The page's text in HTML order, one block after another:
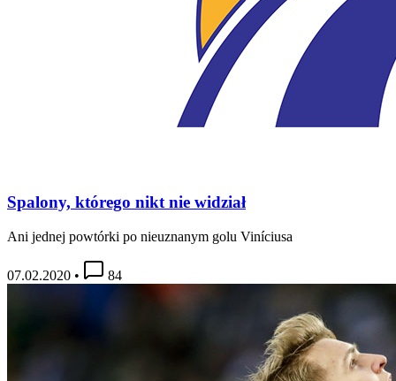
Spalony, którego nikt nie widział
Ani jednej powtórki po nieuznanym golu Viníciusa
07.02.2020 • 84